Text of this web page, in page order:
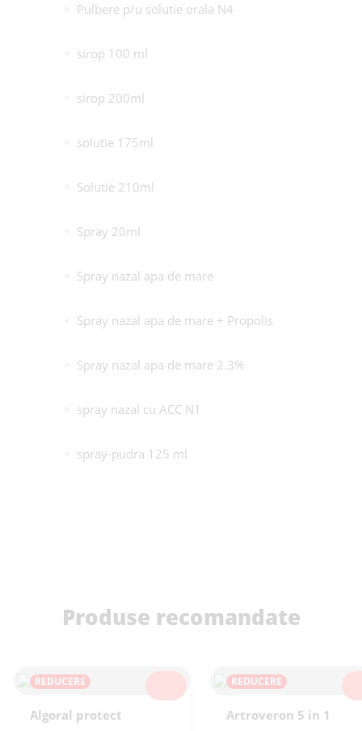
Pulbere p/u solutie orala N4
sirop 100 ml
sirop 200ml
solutie 175ml
Solutie 210ml
Spray 20ml
Spray nazal apa de mare
Spray nazal apa de mare + Propolis
Spray nazal apa de mare 2.3%
spray nazal cu ACC N1
spray-pudra 125 ml
Produse recomandate
REDUCERE
Algoral protect
REDUCERE
Artroveron 5 in 1